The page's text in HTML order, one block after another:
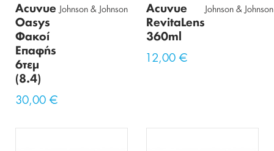
Acuvue
Oasys
Φακοί
Επαφής
6τεμ
(8.4)
Johnson & Johnson
30,00 €
Acuvue
RevitaLens
360ml
Johnson & Johnson
12,00 €